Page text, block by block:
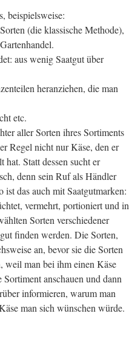
beispielsweise:
(die klassische Methode),
aus wenig Saatgut über
heranziehen, die man
etc.
aller Sorten ihres Sortiments
Regel nicht nur Käse, den er
Statt dessen sucht er
denn sein Ruf als Händler
ist das auch mit Saatgutmarken:
vermehrt, portioniert und in
Sorten verschiedener
finden werden. Die Sorten,
an, bevor sie die Sorten
weil man bei ihm einen Käse
anschauen und dann
informieren, warum man
man sich wünschen würde.